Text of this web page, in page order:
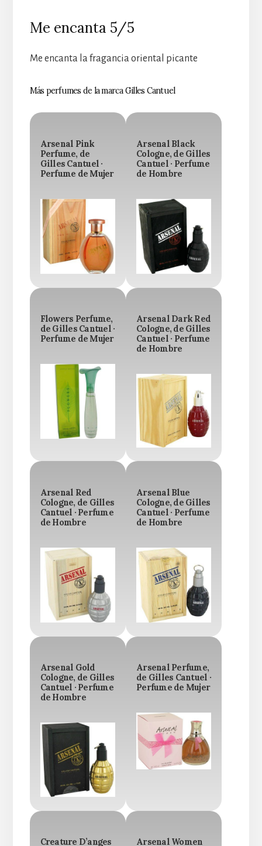
Me encanta 5/5
Me encanta la fragancia oriental picante
Más perfumes de la marca Gilles Cantuel
Arsenal Pink
Perfume, de
Gilles Cantuel ·
Perfume de Mujer
Arsenal Black
Cologne, de Gilles
Cantuel · Perfume
de Hombre
Flowers Perfume,
de Gilles Cantuel ·
Perfume de Mujer
Arsenal Dark Red
Cologne, de Gilles
Cantuel · Perfume
de Hombre
Arsenal Red
Cologne, de Gilles
Cantuel · Perfume
de Hombre
Arsenal Blue
Cologne, de Gilles
Cantuel · Perfume
de Hombre
Arsenal Gold
Cologne, de Gilles
Cantuel · Perfume
de Hombre
Arsenal Perfume,
de Gilles Cantuel ·
Perfume de Mujer
Creature D’anges Arsenal Women